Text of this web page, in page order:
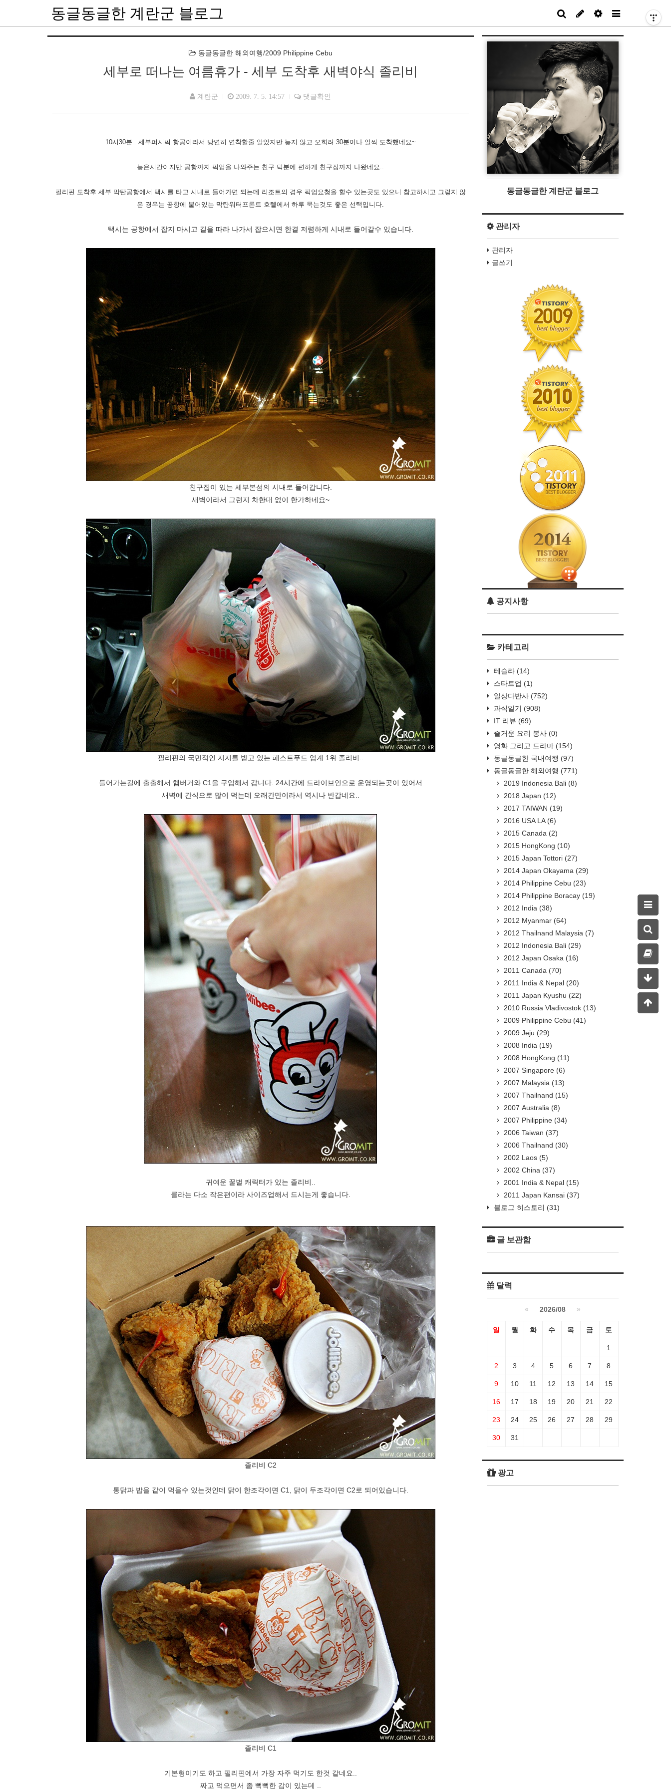
동글동글한 계란군 블로그
동글동글한 해외여행/2009 Philippine Cebu
세부로 떠나는 여름휴가 - 세부 도착후 새벽야식 졸리비
계란군 2009. 7. 5. 14:57 댓글확인
10시30분.. 세부퍼시픽 항공이라서 당연히 연착할줄 알았지만 늦지 않고 오희려 30분이나 일찍 도착했네요~
늦은시간이지만 공항까지 픽업을 나와주는 친구 덕분에 편하게 친구집까지 나왔네요..
필리핀 도착후 세부 막탄공항에서 택시를 타고 시내로 들어가면 되는데 리조트의 경우 픽업요청을 할수 있는곳도 있으니 참고하시고 그렇지 않
은 경우는 공항에 붙어있는 막탄워터프론트 호텔에서 하루 묵는것도 좋은 선택입니다.
택시는 공항에서 잡지 마시고 길을 따라 나가서 잡으시면 한결 저렴하게 시내로 들어갈수 있습니다.
친구집이 있는 세부본섬의 시내로 들어갑니다.
새벽이라서 그런지 차한대 없이 한가하네요~
필리핀의 국민적인 지지를 받고 있는 패스트푸드 업계 1위 졸리비..
들어가는길에 출출해서 햄버거와 C1을 구입해서 갑니다. 24시간에 드라이브인으로 운영되는곳이 있어서
새벽에 간식으로 많이 먹는데 오래간만이라서 역시나 반갑네요..
귀여운 꿀벌 캐릭터가 있는 졸리비..
콜라는 다소 작은편이라 사이즈업해서 드시는게 좋습니다.
졸리비 C2
통닭과 밥을 같이 먹을수 있는것인데 닭이 한조각이면 C1, 닭이 두조각이면 C2로 되어있습니다.
졸리비 C1
기본형이기도 하고 필리핀에서 가장 자주 먹기도 한것 같네요..
짜고 먹으면서 좀 뻑뻑한 감이 있는데 ..
동글동글한 계란군 블로그
관리자
관리자
글쓰기
공지사항
카테고리
테슬라 (14)
스타트업 (1)
일상다반사 (752)
과식일기 (908)
IT 리뷰 (69)
즐거운 요리 봉사 (0)
영화 그리고 드라마 (154)
동글동글한 국내여행 (97)
동글동글한 해외여행 (771)
2019 Indonesia Bali (8)
2018 Japan (12)
2017 TAIWAN (19)
2016 USA LA (6)
2015 Canada (2)
2015 HongKong (10)
2015 Japan Tottori (27)
2014 Japan Okayama (29)
2014 Philippine Cebu (23)
2014 Philippine Boracay (19)
2012 India (38)
2012 Myanmar (64)
2012 Thailnand Malaysia (7)
2012 Indonesia Bali (29)
2012 Japan Osaka (16)
2011 Canada (70)
2011 India & Nepal (20)
2011 Japan Kyushu (22)
2010 Russia Vladivostok (13)
2009 Philippine Cebu (41)
2009 Jeju (29)
2008 India (19)
2008 HongKong (11)
2007 Singapore (6)
2007 Malaysia (13)
2007 Thailnand (15)
2007 Australia (8)
2007 Philippine (34)
2006 Taiwan (37)
2006 Thailnand (30)
2002 Laos (5)
2002 China (37)
2001 India & Nepal (15)
2011 Japan Kansai (37)
블로그 히스토리 (31)
글 보관함
달력
« 2026/08 »
일 월 화 수 목 금 토
1
2 3 4 5 6 7 8
9 10 11 12 13 14 15
16 17 18 19 20 21 22
23 24 25 26 27 28 29
30 31
광고